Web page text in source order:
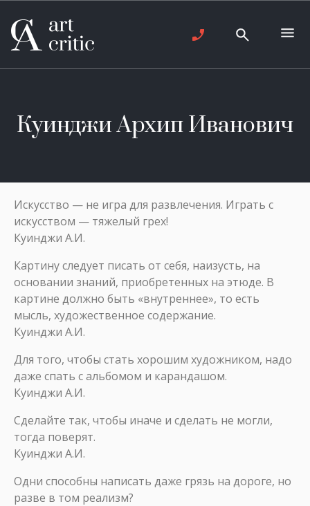
Куинджи Архип Иванович
Искусство — не игра для развлечения. Играть с
искусством — тяжелый грех!
Куинджи А.И.
Картину следует писать от себя, наизусть, на
основании знаний, приобретенных на этюде. В
картине должно быть «внутреннее», то есть
мысль, художественное содержание.
Куинджи А.И.
Для того, чтобы стать хорошим художником, надо
даже спать с альбомом и карандашом.
Куинджи А.И.
Сделайте так, чтобы иначе и сделать не могли,
тогда поверят.
Куинджи А.И.
Одни способны написать даже грязь на дороге, но
разве в том реализм?